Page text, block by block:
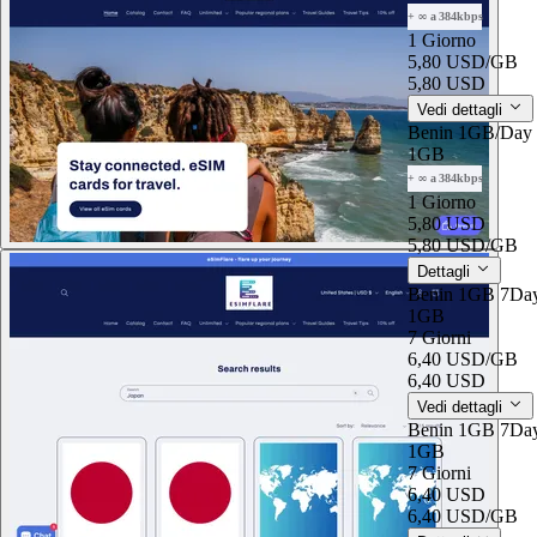
+ ∞ a 384kbps
1 Giorno
5,80 USD/GB
5,80 USD
Vedi dettagli
Benin 1GB/Day
1GB
+ ∞ a 384kbps
1 Giorno
5,80 USD
5,80 USD/GB
Dettagli
Benin 1GB
1GB
7 Giorni
6,40 USD/GB
6,40 USD
Vedi dettagli
Benin 1GB
1GB
7 Giorni
6,40 USD
6,40 USD/GB